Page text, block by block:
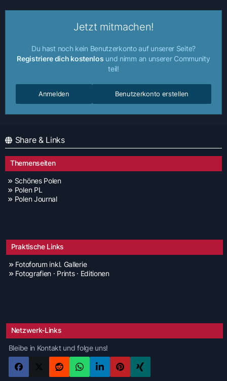
Jetzt mitmachen!
Du hast noch kein Benutzerkonto auf unserer Seite?
Registriere dich kostenlos und nimm an unserer Community
teil!
Benutzerkonto erstellen
Anmelden
Share & Links
Themenseiten
Schönes Polen
Polen PL
Polen Journal
Praktische Links
Fotoforum inkl. Gallerie
Fotografien · Prints · Editionen
Netzwerk-Links
Bleibe in Kontakt und folge uns!